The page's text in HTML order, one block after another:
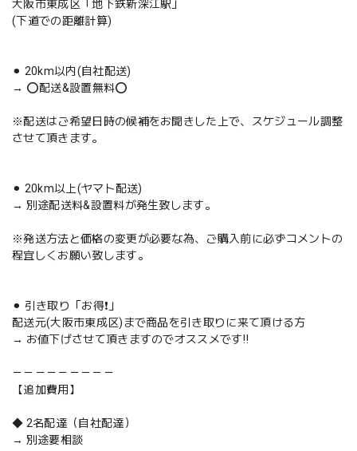
大阪市東成区「地下鉄新深江駅」
(下道での距離計算)
⚫︎ 20km以内(自社配送)
→ ⭕️配送&設置無料⭕️
※配送はご希望日時の候補をお聞きした上で、スケジュール調整
させて頂きます。
⚫︎ 20km以上(ヤマト配送)
→ 別途配送料&設置料が発生致します。
※発送方法と価格の変更が必要な為、ご購入前に必ずコメントの
程宜しくお願い致します。
⚫︎ 引き取り「お得❗️」
配送元(大阪市東成区)まで商品を引き取りに来て頂ける方
→ お値下げさせて頂きますのでオススメです‼️
－－－－－－－－－
【追加費用】
◆ 2名配達（自社配達）
→ 別途要相談